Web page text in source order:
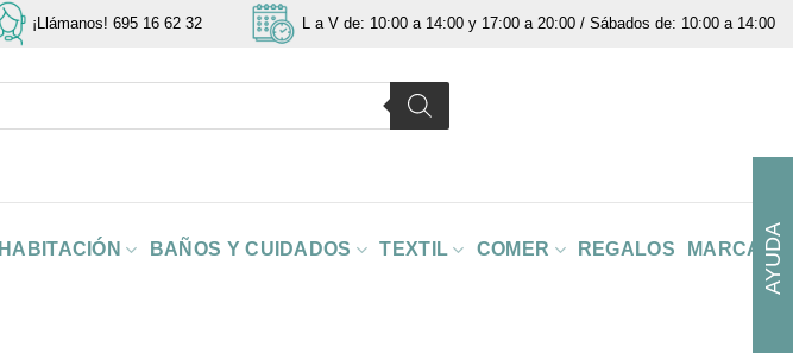
¡Llámanos! 695 16 62 32 L a V de: 10:00 a 14:00 y 17:00 a 20:00 / Sábados de: 10:00 a 14:00
HABITACIÓN BAÑOS Y CUIDADOS TEXTIL COMER REGALOS MARCASAYUDA